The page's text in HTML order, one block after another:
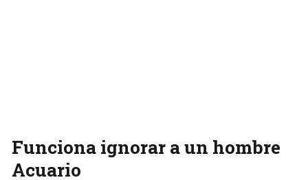
Funciona ignorar a un hombre
Acuario